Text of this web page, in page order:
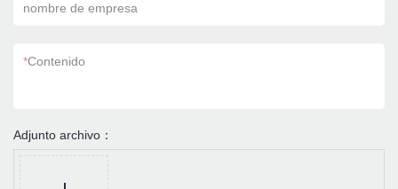
nombre de empresa
*Contenido
Adjunto archivo：